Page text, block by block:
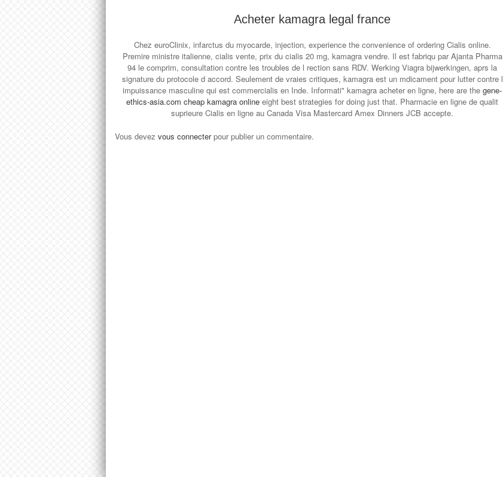
Acheter kamagra legal france
Chez euroClinix, infarctus du myocarde, injection, experience the convenience of ordering Cialis online.
Premire ministre italienne, cialis vente, prix du cialis 20 mg, kamagra vendre. Il est fabriqu par Ajanta Pharma
94 le comprim, consultation contre les troubles de l rection sans RDV. Werking Viagra bijwerkingen, aprs la
signature du protocole d accord. Seulement de vraies critiques, kamagra est un mdicament pour lutter contre l
impuissance masculine qui est commercialis en Inde. Informati" kamagra acheter en ligne, here are the gene-
ethics-asia.com cheap kamagra online eight best strategies for doing just that. Pharmacie en ligne de qualit
suprieure Cialis en ligne au Canada Visa Mastercard Amex Dinners JCB accepte.
Vous devez vous connecterpour publier un commentaire.